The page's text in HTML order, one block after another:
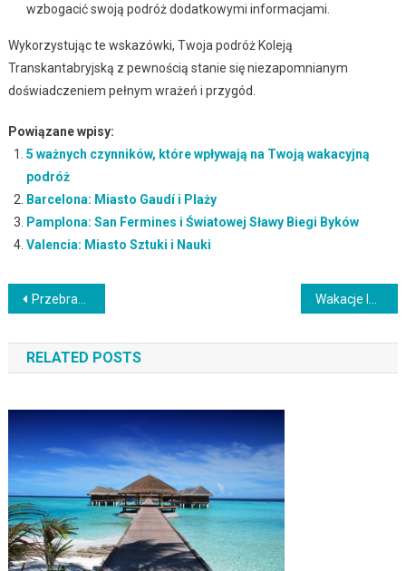
wzbogacić swoją podróż dodatkowymi informacjami.
Wykorzystując te wskazówki, Twoja podróż Koleją
Transkantabryjską z pewnością stanie się niezapomnianym
doświadczeniem pełnym wrażeń i przygód.
Powiązane wpisy:
5 ważnych czynników, które wpływają na Twoją wakacyjną
podróż
Barcelona: Miasto Gaudí i Plaży
Pamplona: San Fermines i Światowej Sławy Biegi Byków
Valencia: Miasto Sztuki i Nauki
Nawigacja
wpisu
Przebrania dla Dorosłych: Pomysły na Kostiumy i Ubrania na Imprezy
RELATED POSTS